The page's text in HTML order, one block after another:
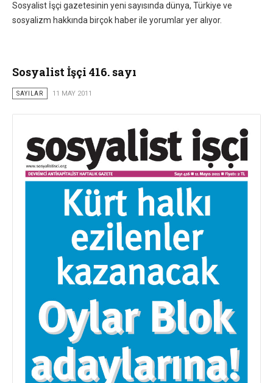
Sosyalist İşçi gazetesinin yeni sayısında dünya, Türkiye ve
sosyalizm hakkında birçok haber ile yorumlar yer alıyor.
Sosyalist İşçi 416. sayı
SAYILAR 11 MAY 2011